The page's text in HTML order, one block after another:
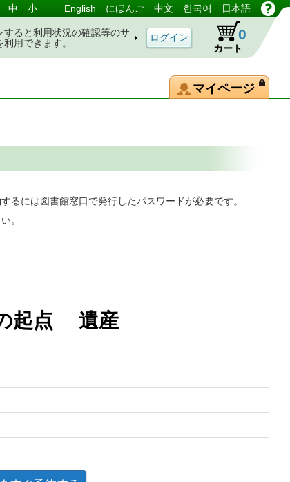
中 小 English にほんご 中文 한국어 日本語
すると利用状況の確認等のサ
利用できます。
カート
0
マイページ
るには図書館窓口で発行したパスワードが必要です。
。
起点 遺産